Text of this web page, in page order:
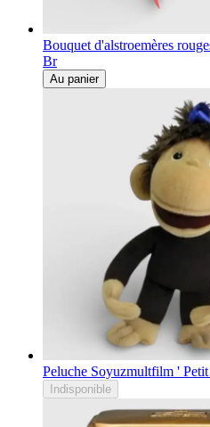
Bouquet d'alstroemères
Br
Au panier
Peluche Soyuzmultfilm '
Indisponible